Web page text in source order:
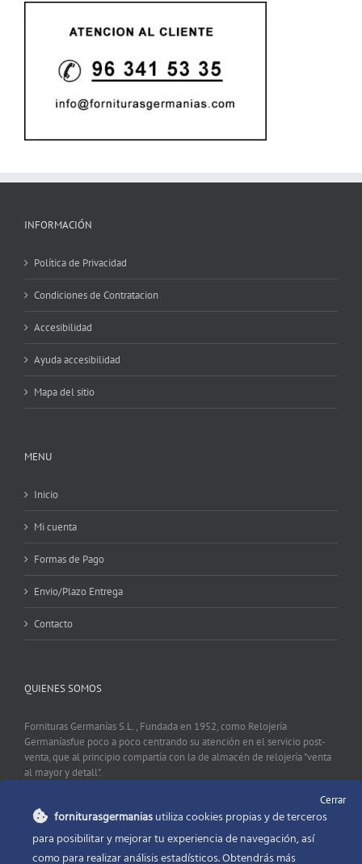
INFORMACIÓN
Política de Privacidad
Condiciones de Contratacion
Accesibilidad
Ayuda accesibilidad
Mapa del sitio
MENU
Inicio
Mi cuenta
Formas de Pago
Envio/Plazo Entrega
Contacto
QUIENES SOMOS
Fornituras Germanías S.L., Fundada en 1952, como Relojería
Germaníasfue poco a poco centrando su atención en el servicio post-
venta, que al principio compartía con la de almacén de relojería "venta
al mayor y detall".
CONTACTO
Cerrar
forniturasgermaniasutiliza cookies propias y de terceros
para posibilitar y mejorar tu experiencia de navegación, así
como para realizar análisis estadísticos. Obtendrás más